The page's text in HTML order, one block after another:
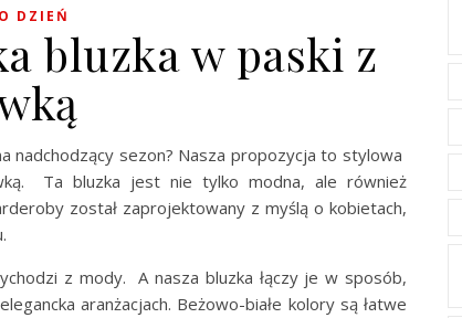
DZIEŃ
bluzka w paski z
nadchodzący sezon? Nasza propozycja to stylowa
Ta bluzka jest nie tylko modna, ale również
został zaprojektowany z myślą o kobietach,
z mody. A nasza bluzka łączy je w sposób,
aranżacjach. Beżowo-białe kolory są łatwe